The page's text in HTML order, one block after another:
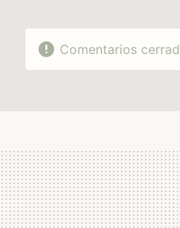
Comentarios